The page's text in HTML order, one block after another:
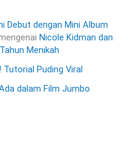
Debut dengan Mini Album
Nicole Kidman dan
Menikah
Tutorial Puding Viral
dalam Film Jumbo